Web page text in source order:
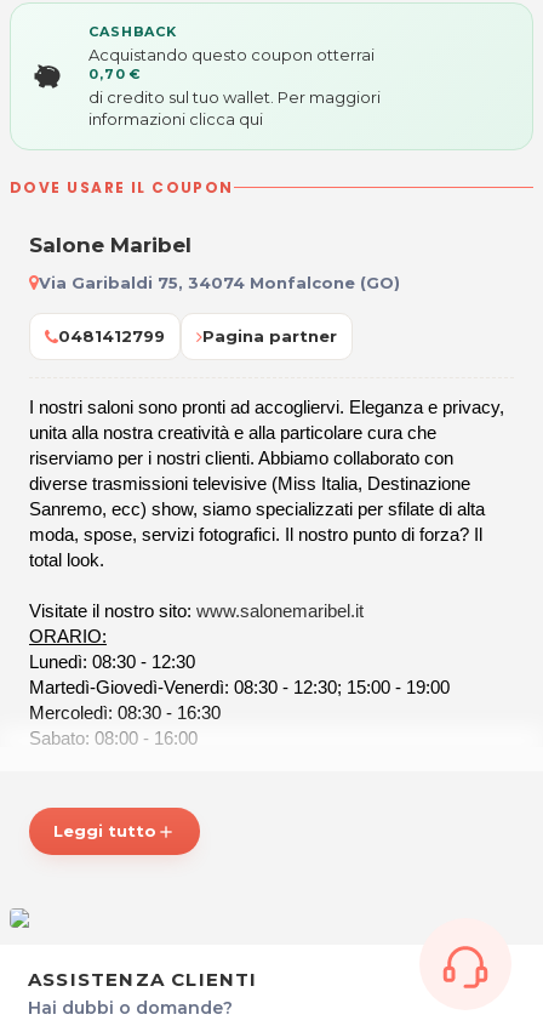
CASHBACK
Acquistando questo coupon otterrai
0,70 €
di credito sul tuo wallet. Per maggiori
informazioni clicca qui
DOVE USARE IL COUPON
Salone Maribel
Via Garibaldi 75, 34074 Monfalcone (GO)
0481412799 Pagina partner
I nostri saloni sono pronti ad accogliervi. Eleganza e privacy,
unita alla nostra creatività e alla particolare cura che
riserviamo per i nostri clienti. Abbiamo collaborato con
diverse trasmissioni televisive (Miss Italia, Destinazione
Sanremo, ecc) show, siamo specializzati per sfilate di alta
moda, spose, servizi fotografici. Il nostro punto di forza? Il
total look.
Visitate il nostro sito: www.salonemaribel.it
ORARIO:
Lunedì: 08:30 - 12:30
Martedì-Giovedì-Venerdì: 08:30 - 12:30; 15:00 - 19:00
Mercoledì: 08:30 - 16:30
Sabato: 08:00 - 16:00
SALONE MARIBEL di Maria Isabel Grotto
Via Garibaldi, 75
Per ulteriori informazioni sull'offerta o sulle modalità di
Leggi tutto add
ASSISTENZA CLIENTI
Hai dubbi o domande?